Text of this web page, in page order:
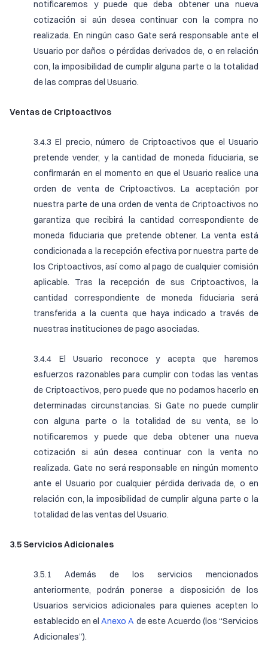
notificaremos y puede que deba obtener una nueva
cotización si aún desea continuar con la compra no
realizada. En ningún caso Gate será responsable ante el
Usuario por daños o pérdidas derivados de, o en relación
con, la imposibilidad de cumplir alguna parte o la totalidad
de las compras del Usuario.
Ventas de Criptoactivos
3.4.3 El precio, número de Criptoactivos que el Usuario
pretende vender, y la cantidad de moneda fiduciaria, se
confirmarán en el momento en que el Usuario realice una
orden de venta de Criptoactivos. La aceptación por
nuestra parte de una orden de venta de Criptoactivos no
garantiza que recibirá la cantidad correspondiente de
moneda fiduciaria que pretende obtener. La venta está
condicionada a la recepción efectiva por nuestra parte de
los Criptoactivos, así como al pago de cualquier comisión
aplicable. Tras la recepción de sus Criptoactivos, la
cantidad correspondiente de moneda fiduciaria será
transferida a la cuenta que haya indicado a través de
nuestras instituciones de pago asociadas.
3.4.4 El Usuario reconoce y acepta que haremos
esfuerzos razonables para cumplir con todas las ventas
de Criptoactivos, pero puede que no podamos hacerlo en
determinadas circunstancias. Si Gate no puede cumplir
con alguna parte o la totalidad de su venta, se lo
notificaremos y puede que deba obtener una nueva
cotización si aún desea continuar con la venta no
realizada. Gate no será responsable en ningún momento
ante el Usuario por cualquier pérdida derivada de, o en
relación con, la imposibilidad de cumplir alguna parte o la
totalidad de las ventas del Usuario.
3.5 Servicios Adicionales
3.5.1 Además de los servicios mencionados
anteriormente, podrán ponerse a disposición de los
Usuarios servicios adicionales para quienes acepten lo
establecido en elAnexo A de este Acuerdo (los “Servicios
Adicionales”).